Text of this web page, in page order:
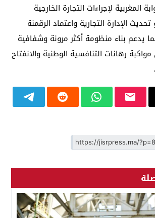
المغربية لإجراءات التجارة الخارجية
الإدارة التجارية واعتماد الرقمنة
يدعم بناء منظومة أكثر مرونة وشفافية
رهانات التنافسية الوطنية والانفتاح